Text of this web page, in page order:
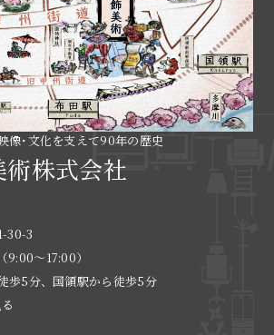
像･文化を支えて90年の歴史
株式会社
30-3
〜17:00）
5分、国領駅から徒歩5分